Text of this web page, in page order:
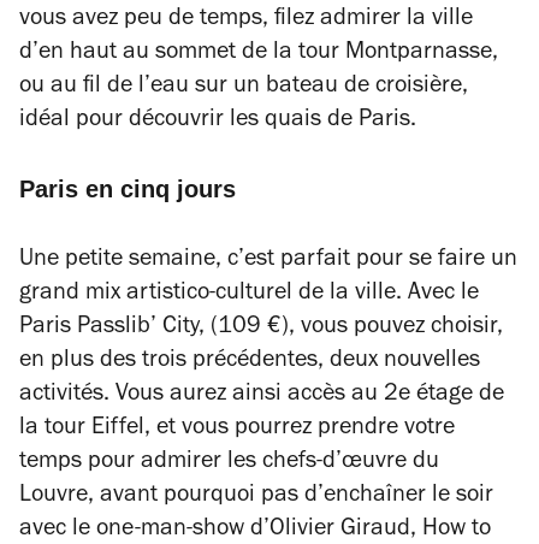
vous avez peu de temps, filez admirer la ville
d’en haut au sommet de la tour Montparnasse,
ou au fil de l’eau sur un bateau de croisière,
idéal pour découvrir les quais de Paris.
Paris en cinq jours
Une petite semaine, c’est parfait pour se faire un
grand mix artistico-culturel de la ville. Avec le
Paris Passlib’ City, (109 €), vous pouvez choisir,
en plus des trois précédentes, deux nouvelles
activités. Vous aurez ainsi accès au 2e étage de
la tour Eiffel, et vous pourrez prendre votre
temps pour admirer les chefs-d’œuvre du
Louvre, avant pourquoi pas d’enchaîner le soir
avec le one-man-show d’Olivier Giraud, How to